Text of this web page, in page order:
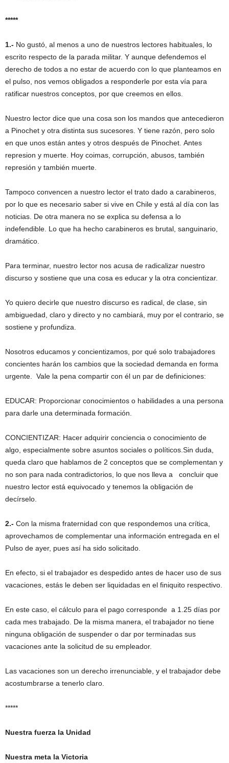
*****
1.- No gustó, al menos a uno de nuestros lectores habituales, lo
escrito respecto de la parada militar. Y aunque defendemos el
derecho de todos a no estar de acuerdo con lo que planteamos en
el pulso, nos vemos obligados a responderle por esta vía para
ratificar nuestros conceptos, por que creemos en ellos.
Nuestro lector dice que una cosa son los mandos que antecedieron
a Pinochet y otra distinta sus sucesores. Y tiene razón, pero solo
en que unos están antes y otros después de Pinochet. Antes
represion y muerte. Hoy coimas, corrupción, abusos, también
represión y también muerte.
Tampoco convencen a nuestro lector el trato dado a carabineros,
por lo que es necesario saber si vive en Chile y está al día con las
noticias. De otra manera no se explica su defensa a lo
indefendible. Lo que ha hecho carabineros es brutal, sanguinario,
dramático.
Para terminar, nuestro lector nos acusa de radicalizar nuestro
discurso y sostiene que una cosa es educar y la otra concientizar.
Yo quiero decirle que nuestro discurso es radical, de clase, sin
ambiguedad, claro y directo y no cambiará, muy por el contrario, se
sostiene y profundiza.
Nosotros educamos y concientizamos, por qué solo trabajadores
concientes harán los cambios que la sociedad demanda en forma
urgente. Vale la pena compartir con él un par de definiciones:
EDUCAR: Proporcionar conocimientos o habilidades a una persona
para darle una determinada formación.
CONCIENTIZAR: Hacer adquirir conciencia o conocimiento de
algo, especialmente sobre asuntos sociales o políticos.Sin duda,
queda claro que hablamos de 2 conceptos que se complementan y
no son para nada contradictorios, lo que nos lleva a concluir que
nuestro lector está equivocado y tenemos la obligación de
decírselo.
2.- Con la misma fraternidad con que respondemos una crítica,
aprovechamos de complementar una información entregada en el
Pulso de ayer, pues así ha sido solicitado.
En efecto, si el trabajador es despedido antes de hacer uso de sus
vacaciones, estás le deben ser liquidadas en el finiquito respectivo.
En este caso, el cálculo para el pago corresponde a 1.25 días por
cada mes trabajado. De la misma manera, el trabajador no tiene
ninguna obligación de suspender o dar por terminadas sus
vacaciones ante la solicitud de su empleador.
Las vacaciones son un derecho irrenunciable, y el trabajador debe
acostumbrarse a tenerlo claro.
*****
Nuestra fuerza la Unidad
Nuestra meta la Victoria